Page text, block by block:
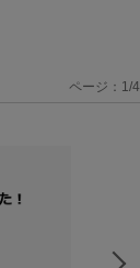
ページ： 1 /4